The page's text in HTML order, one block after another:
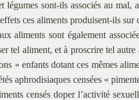
légumes sont-ils associés au mal,
ces aliments produisent-ils
aliments sont également
tel aliment, et à proscrire tel
» enfants dotant ces mêmes
aphrodisiaques censées «
censés doper l’activité